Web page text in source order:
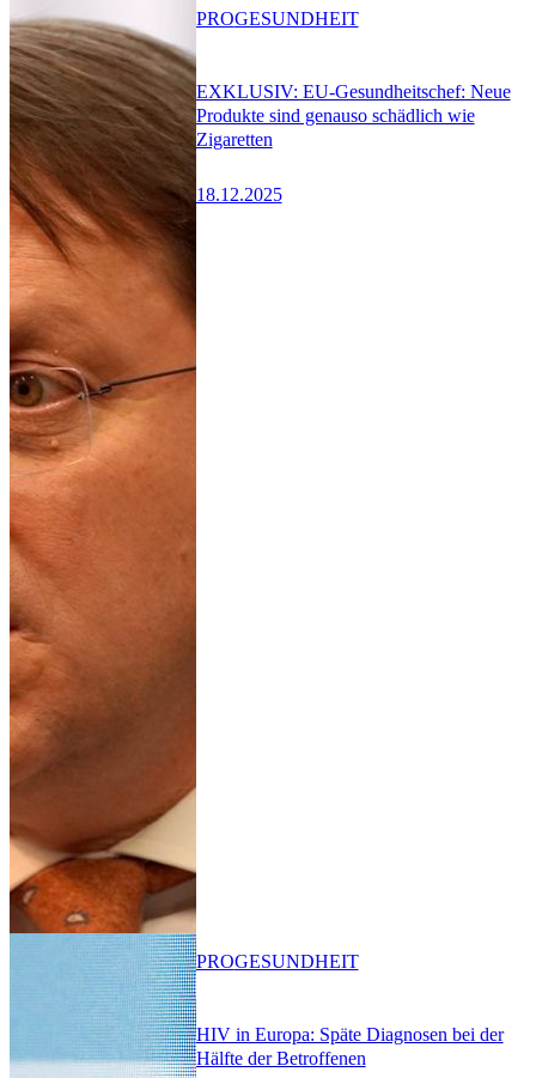
EXKLUSIV: EU-Gesundheitschef: Neue
Produkte sind genauso schädlich wie
Zigaretten
18.12.2025
PROGESUNDHEIT
HIV in Europa: Späte Diagnosen bei der
Hälfte der Betroffenen
PROGESUNDHEIT